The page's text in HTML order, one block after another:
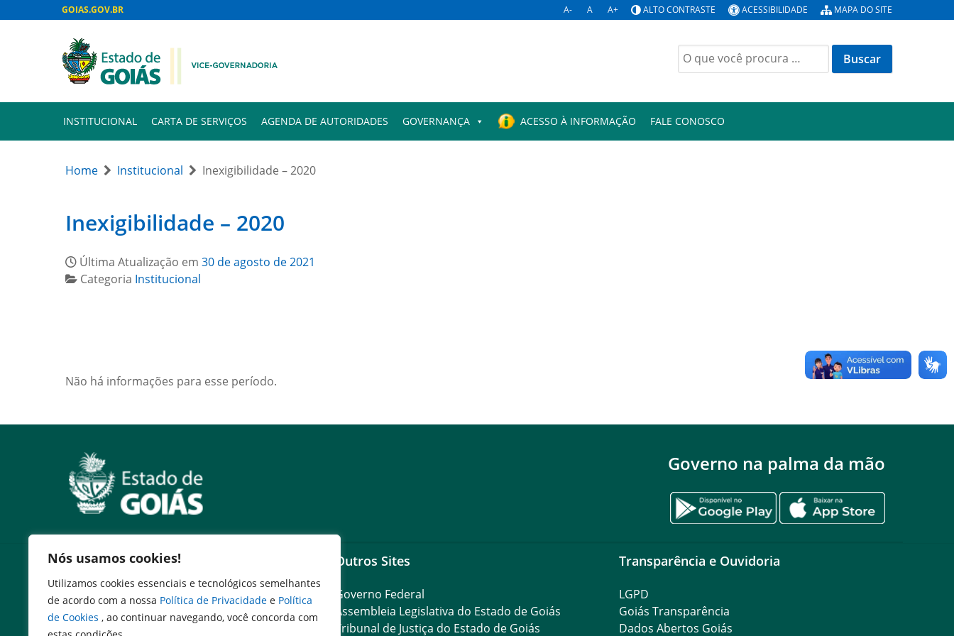
Nós usamos cookies!
Utilizamos cookies essenciais e tecnológicos semelhantes
de acordo com a nossa Política de Privacidade e Política
de Cookies , ao continuar navegando, você concorda com
GOIAS.GOV.BR A- A A+ ALTO CONTRASTE ACESSIBILIDADE MAPA DO SITE
Buscar
por:
INSTITUCIONAL CARTA DE SERVIÇOS AGENDA DE AUTORIDADES GOVERNANÇA ACESSO À INFORMAÇÃO FALE CONOSCO
Home Institucional Inexigibilidade – 2020
Inexigibilidade – 2020
Última Atualização em 30 de agosto de 2021
Categoria Institucional
Não há informações para esse período.
Governo na palma da mão
Serviços
Expresso Goiás
Expresso Aplicações
Expresso Servidor
Outros Sites
Governo Federal
Assembleia Legislativa do Estado de Goiás
Tribunal de Justiça do Estado de Goiás
Transparência e Ouvidoria
LGPD
Goiás Transparência
Dados Abertos Goiás